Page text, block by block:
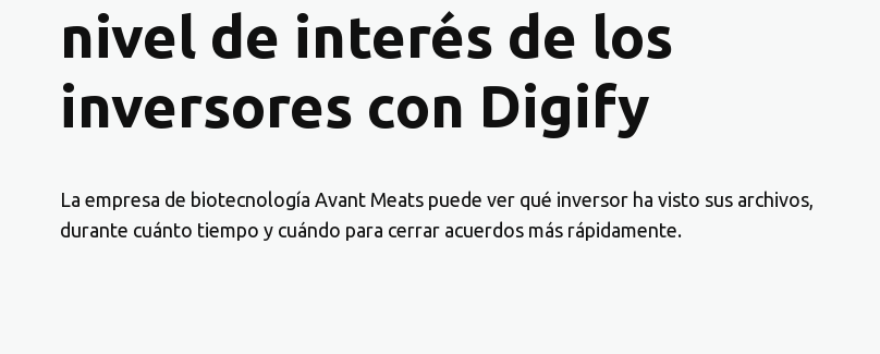
nivel de interés de los
inversores con Digify
La empresa de biotecnología Avant Meats puede ver qué inversor ha visto sus archivos,
durante cuánto tiempo y cuándo para cerrar acuerdos más rápidamente.